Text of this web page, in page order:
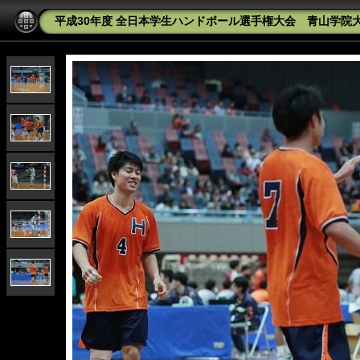
平成30年度 全日本学生ハンドボール選手権大会 青山学